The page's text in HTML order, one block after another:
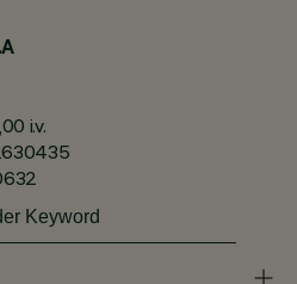
i.v.